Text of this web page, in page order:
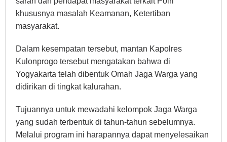
khususnya masalah Keamanan, Ketertiban
masyarakat.
Dalam kesempatan tersebut, mantan Kapolres
Kulonprogo tersebut mengatakan bahwa di
Yogyakarta telah dibentuk Omah Jaga Warga yang
didirikan di tingkat kalurahan.
Tujuannya untuk mewadahi kelompok Jaga Warga
yang sudah terbentuk di tahun-tahun sebelumnya.
Melalui program ini harapannya dapat menyelesaikan